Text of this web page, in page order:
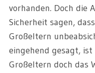
vorhanden. Doch die
Sicherheit sagen,
Großeltern
eingehend gesagt,
Großeltern doch das